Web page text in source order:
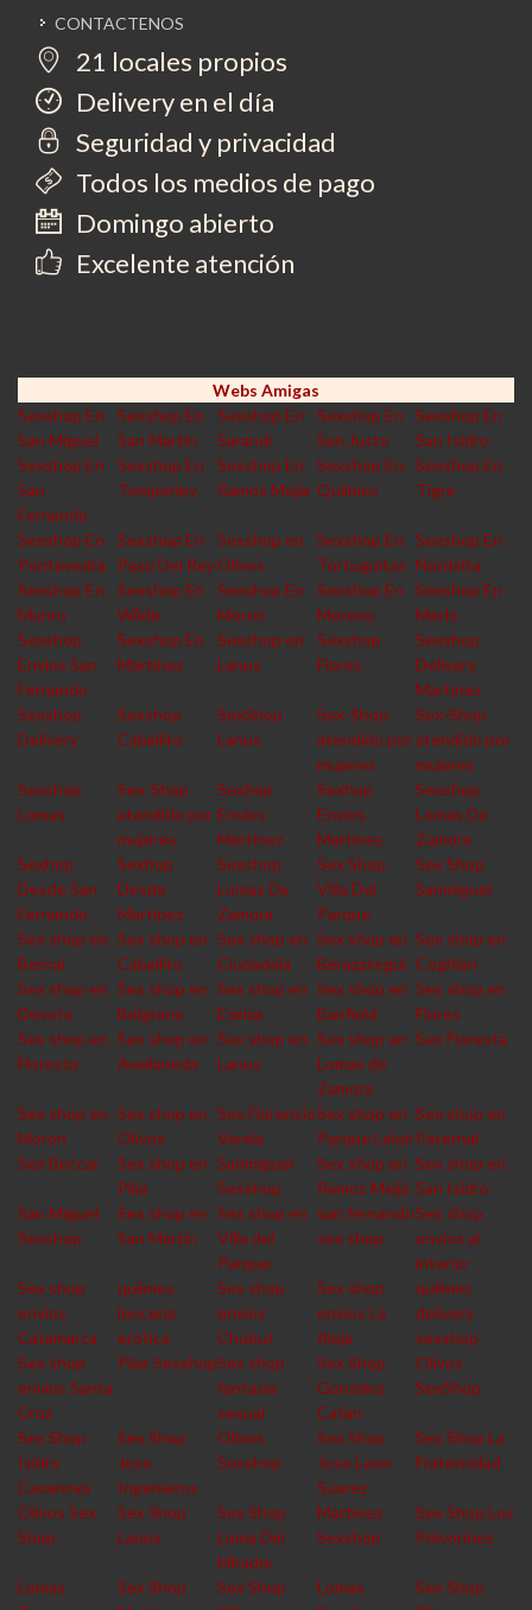
CONTACTENOS
21 locales propios
Delivery en el día
Seguridad y privacidad
Todos los medios de pago
Domingo abierto
Excelente atención
Webs Amigas
Sexshop En
San Miguel
Sexshop En
San Martin
Sexshop En
Sarandi
Sexshop En
San Justo
Sexshop En
San Isidro
Sexshop En
San
Fernando
Sexshop En
Temperley
Sexshop En
Ramos Mejia
Sexshop En
Quilmes
Sexshop En
Tigre
Sexshop En
Pontevedra
Sexshop En
Paso Del Rey
Sexshop en
Olivos
Sexshop En
Tortuguitas
Sexshop En
Nordelta
Sexshop En
Munro
Sexshop En
Wilde
Sexshop En
Moron
Sexshop En
Moreno
Sexshop En
Merlo
Sexshop
Envios San
Fernando
Sexshop En
Martinez
Sexshop en
Lanus
Sexshop
Flores
Sexshop
Delivery
Martinez
Sexshop
Delivery
Sexshop
Caballito
SexShop
Lanus
Sex-Shop
atendido por
mujeres
Sex-Shop
atendido por
mujeres
Sexshop
Lomas
Sex-Shop
atendido por
mujeres
Sexhop
Envios
Martinez
Sexhop
Envios
Martinez
Sexshop
Lomas De
Zamora
Sexhop
Desde San
Fernando
Sexhop
Desde
Martinez
Sexshop
Lomas De
Zamora
Sex Shop
Villa Del
Parque
Sex Shop
Sanmiguel
Sex shop en
Bernal
Sex shop en
Caballito
Sex shop en
Ciudadela
Sex shop en
Berazategui
Sex shop en
Coghlan
Sex shop en
Devoto
Sex shop en
Belgrano
Sex shop en
Ezeiza
Sex shop en
Banfield
Sex shop en
Flores
Sex shop en
Floresta
Sex shop en
Avellaneda
Sex shop en
Lanus
Sex shop en
Lomas de
Zamora
Sex Floresta
Sex shop en
Moron
Sex shop en
Olivos
Sex Florencio
Varela
Sex shop en
Parque Leloir
Sex shop en
Paternal
Sex Beccar
Sex shop en
Pilar
Sanmiguel
Sexshop
Sex shop en
Ramos Mejia
Sex shop en
San Isidro
San Miguel
Sexshop
Sex shop en
San Martin
Sex shop en
Villa del
Parque
san fernando
sex shop
Sex shop
envios al
interior
Sex shop
envios
Catamarca
quilmes
lencería
erótica
Sex shop
envios
Chubut
Sex shop
envios La
Rioja
quilmes
delivery
sexshop
Sex shop
envios Santa
Cruz
Pilar SexshopSex shop
fantasia
sexual
Sex Shop
Gonzalez
Catan
Olivos
SexShop
Sex Shop
Isidro
Casanova
Sex Shop
Jose
Ingenieros
Olivos
Sexshop
Sex Shop
Jose Leon
Suarez
Sex Shop La
Fraternidad
Olivos Sex
Shop
Sex Shop
Lanus
Sex Shop
Loma Del
Mirador
Martinez
Sexshop
Sex Shop Los
Polvorines
Lomas
Sex Shop
Sex Shop
Lomas
Sex Shop